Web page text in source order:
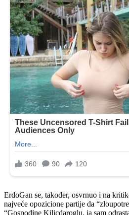
ErdoGan se, također, osvrnuo i na
najveće opozicione partije da
“Gospodine Kilicdaroglu, ja sam